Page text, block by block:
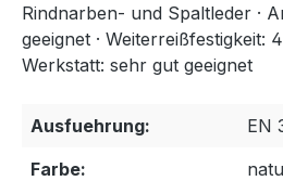
Rindnarben- und Spaltleder ·
geeignet · Weiterreißfestigkeit:
Werkstatt: sehr gut geeignet
Ausfuehrung:
EN
Farbe: